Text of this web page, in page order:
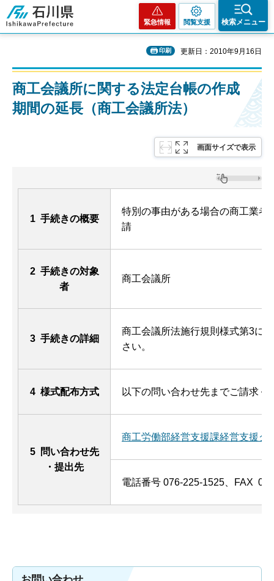
石川県
緊急情報 閲覧支援 検索メニュー
印刷 更新日：2010年9月16日
商工会議所に関する法定台帳の作成
期間の延長（商工会議所法）
画面サイズで表示
1 手続きの概要
特別の事由がある場合の商工業者
請
2 手続きの対象
者
商工会議所
3 手続きの詳細
商工会議所法施行規則様式第3に
さい。
4 様式配布方式 以下の問い合わせ先までご請求く
5 問い合わせ先
・提出先
商工労働部経営支援課経営支援グ
電話番号 076-225-1525、FAX